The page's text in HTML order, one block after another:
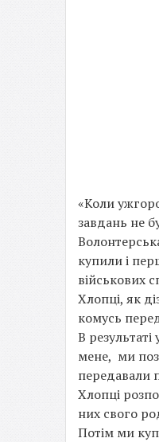
«Коли
завдань не
купили і
військових
Хлопці, як
комусь
В
мене, ми
передавали
Хлопці
них свого
Потім ми